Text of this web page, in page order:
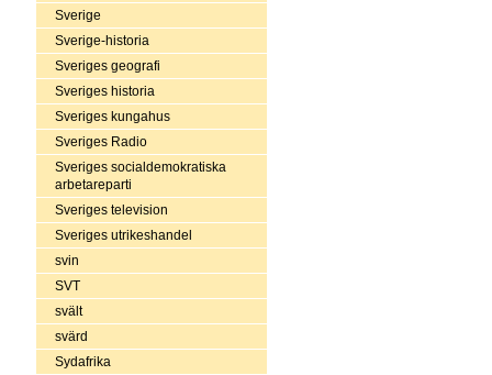
Sverige
Sverige-historia
Sveriges geografi
Sveriges historia
Sveriges kungahus
Sveriges Radio
Sveriges socialdemokratiska
arbetareparti
Sveriges television
Sveriges utrikeshandel
svin
SVT
svält
svärd
Sydafrika